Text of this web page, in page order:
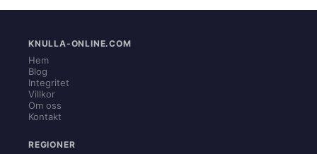
KNULLA-ONLINE.COM
Hem
Blog
Integritet
Villkor
Om oss
Kontakt
REGIONER